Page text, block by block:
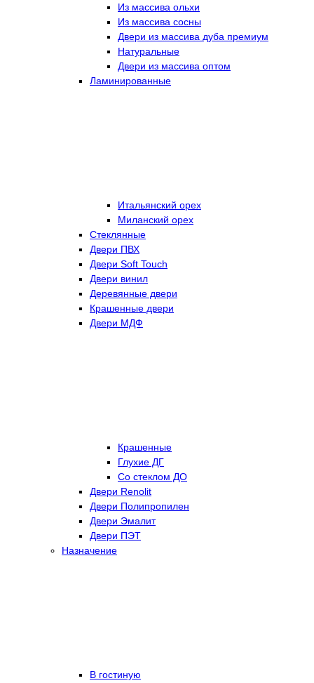
Из массива ольхи
Из массива сосны
Двери из массива дуба премиум
Натуральные
Двери из массива оптом
Ламинированные
Итальянский орех
Миланский орех
Стеклянные
Двери ПВХ
Двери Soft Touch
Двери винил
Деревянные двери
Крашенные двери
Двери МДФ
Крашенные
Глухие ДГ
Со стеклом ДО
Двери Renolit
Двери Полипропилен
Двери Эмалит
Двери ПЭТ
Назначение
В гостиную